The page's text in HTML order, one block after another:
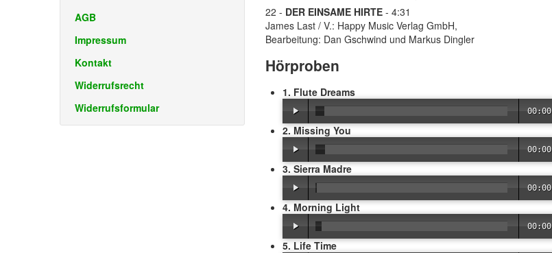
22 - DER EINSAME HIRTE - 4:31
James Last / V.: Happy Music Verlag GmbH,
Bearbeitung: Dan Gschwind und Markus Dingler
Hörproben
1. Flute Dreams
00:00
2. Missing You
00:00
3. Sierra Madre
00:00
4. Morning Light
00:00
5. Life Time
AGB
Impressum
Kontakt
Widerrufsrecht
Widerrufsformular